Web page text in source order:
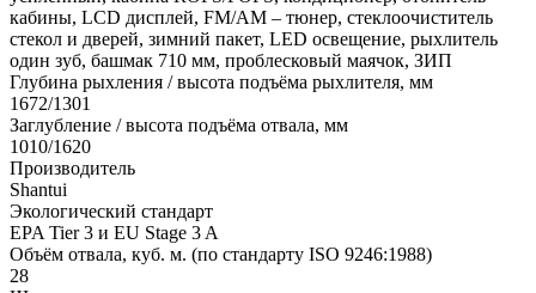
кабины, LCD дисплей, FM/AM – тюнер, стеклоочиститель
стекол и дверей, зимний пакет, LED освещение, рыхлитель
один зуб, башмак 710 мм, проблесковый маячок, ЗИП
Глубина рыхления / высота подъёма рыхлителя, мм
1672/1301
Заглубление / высота подъёма отвала, мм
1010/1620
Производитель
Shantui
Экологический стандарт
EPA Tier 3 и EU Stage 3 A
Объём отвала, куб. м. (по стандарту ISO 9246:1988)
28